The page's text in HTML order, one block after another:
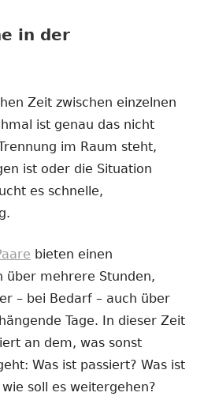
in der
Zeit zwischen einzelnen
ist genau das nicht
im Raum steht,
ist oder die Situation
es schnelle,
bieten einen
über mehrere Stunden,
– bei Bedarf – auch über
Tage. In dieser Zeit
an dem, was sonst
Was ist passiert? Was ist
soll es weitergehen?